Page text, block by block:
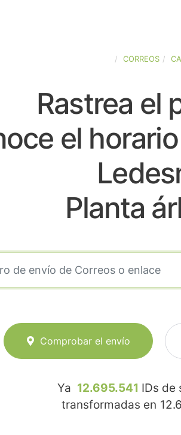
CORREOS
Rastrea el
el
Planta
Comprobar el envío
Ya 12.695.541 IDs de
transformadas en